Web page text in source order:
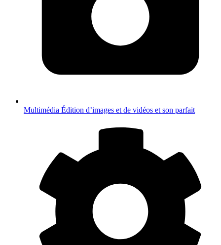
Multimédia Édition d’images et de vidéos et son parfait